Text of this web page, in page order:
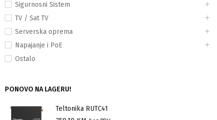
Sigurnosni Sistem
TV / Sat TV
Serverska oprema
Napajanje i PoE
Ostalo
PONOVO NA LAGERU!
Teltonika RUTC41